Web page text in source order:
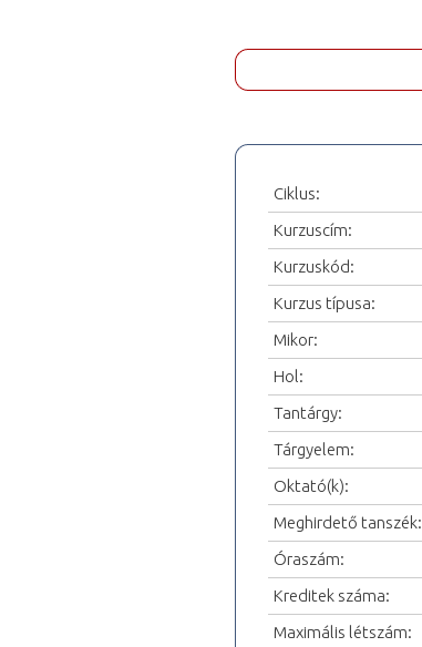
Ciklus:
Kurzuscím:
Kurzuskód:
Kurzus típusa:
Mikor:
Hol:
Tantárgy:
Tárgyelem:
Oktató(k):
Meghirdető tanszék:
Óraszám:
Kreditek száma:
Maximális létszám: